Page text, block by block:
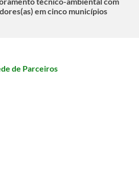
em cinco municípios
de Parceiros